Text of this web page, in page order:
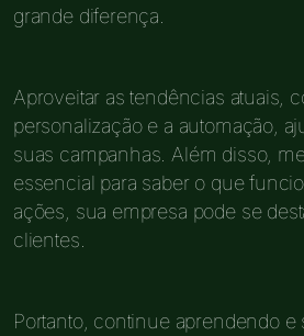
grande diferença.
Aproveitar as tendências atuais,
personalização e a automação,
suas campanhas. Além disso,
essencial para saber o que
ações, sua empresa pode se
clientes.
Portanto, continue aprendendo e